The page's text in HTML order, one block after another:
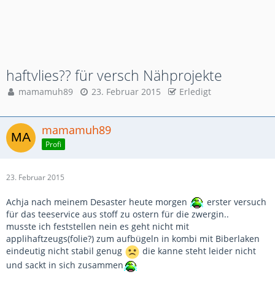
haftvlies?? für versch Nähprojekte
mamamuh89 23. Februar 2015 Erledigt
mamamuh89
Profi
23. Februar 2015
Achja nach meinem Desaster heute morgen
erster versuch
für das teeservice aus stoff zu ostern für die zwergin..
musste ich feststellen nein es geht nicht mit
applihaftzeugs(folie?) zum aufbügeln in kombi mit Biberlaken
eindeutig nicht stabil genug
die kanne steht leider nicht
und sackt in sich zusammen